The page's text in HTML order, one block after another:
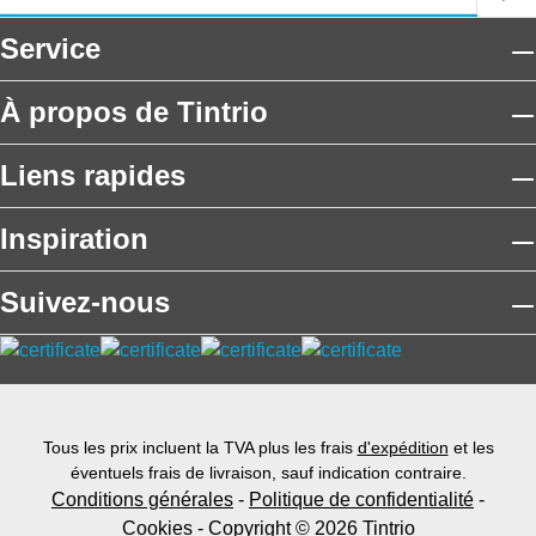
Service
À propos de Tintrio
Liens rapides
Inspiration
Suivez-nous
Tous les prix incluent la TVA plus les frais d'expédition et les
éventuels frais de livraison, sauf indication contraire.
Conditions générales - Politique de confidentialité -
Cookies- Copyright © 2026 Tintrio